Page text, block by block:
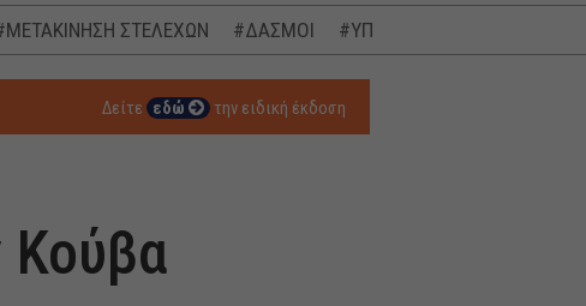
ΣΤΕΛΕΧΩΝ #ΔΑΣΜΟΙ #ΥΠΟΚΛΟΠΕΣ
Δείτε εδώ την ειδική έκδοση
Κούβα